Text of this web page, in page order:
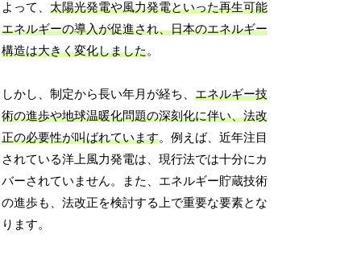
よって、太陽光発電や風力発電といった再生可能
エネルギーの導入が促進され、日本のエネルギー
構造は大きく変化しました。
しかし、制定から長い年月が経ち、エネルギー技
術の進歩や地球温暖化問題の深刻化に伴い、法改
正の必要性が叫ばれています。例えば、近年注目
されている洋上風力発電は、現行法では十分にカ
バーされていません。また、エネルギー貯蔵技術
の進歩も、法改正を検討する上で重要な要素とな
ります。